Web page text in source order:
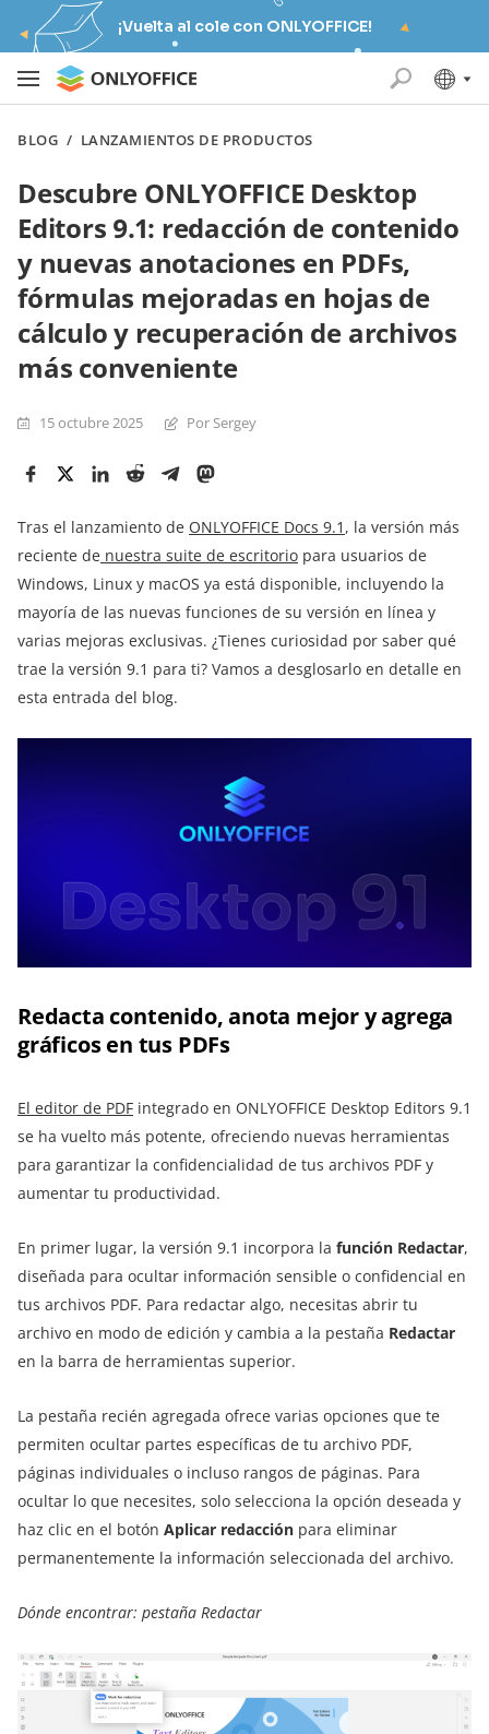
¡Vuelta al cole con ONLYOFFICE!
BLOG / LANZAMIENTOS DE PRODUCTOS
Descubre ONLYOFFICE Desktop
Editors 9.1: redacción de contenido
y nuevas anotaciones en PDFs,
fórmulas mejoradas en hojas de
cálculo y recuperación de archivos
más conveniente
15 octubre 2025 Por Sergey
Tras el lanzamiento de ONLYOFFICE Docs 9.1 , la versión más
reciente de nuestra suite de escritorio para usuarios de
Windows, Linux y macOS ya está disponible, incluyendo la
mayoría de las nuevas funciones de su versión en línea y
varias mejoras exclusivas. ¿Tienes curiosidad por saber qué
trae la versión 9.1 para ti? Vamos a desglosarlo en detalle en
esta entrada del blog.
Redacta contenido, anota mejor y agrega
gráficos en tus PDFs
El editor de PDF integrado en ONLYOFFICE Desktop Editors 9.1
se ha vuelto más potente, ofreciendo nuevas herramientas
para garantizar la confidencialidad de tus archivos PDF y
aumentar tu productividad.
En primer lugar, la versión 9.1 incorpora la función Redactar,
diseñada para ocultar información sensible o confidencial en
tus archivos PDF. Para redactar algo, necesitas abrir tu
archivo en modo de edición y cambia a la pestaña Redactar
en la barra de herramientas superior.
La pestaña recién agregada ofrece varias opciones que te
permiten ocultar partes específicas de tu archivo PDF,
páginas individuales o incluso rangos de páginas. Para
ocultar lo que necesites, solo selecciona la opción deseada y
haz clic en el botón Aplicar redacción para eliminar
permanentemente la información seleccionada del archivo.
Dónde encontrar: pestaña Redactar